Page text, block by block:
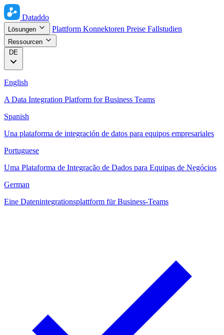
Dataddo
Lösungen Plattform Konnektoren Preise Fallstudien
Ressourcen
DE
English
A Data Integration Platform for Business Teams
Spanish
Una plataforma de integración de datos para equipos empresariales
Portuguese
Uma Plataforma de Integração de Dados para Equipas de Negócios
German
Eine Datenintegrationsplattform für Business-Teams